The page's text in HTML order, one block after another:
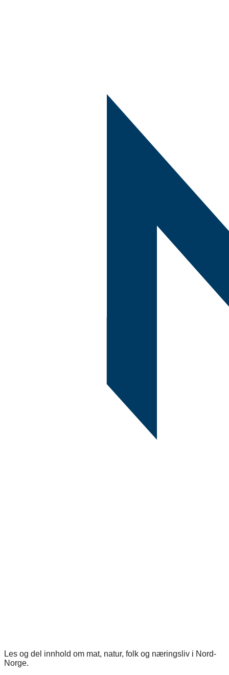
Les og del innhold om mat, natur, folk og næringsliv i Nord-
Norge.